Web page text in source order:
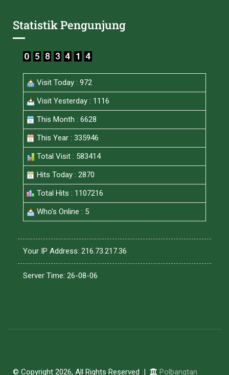
Statistik Pengunjung
Visit Today : 972
Visit Yesterday : 1116
This Month : 6628
This Year : 335946
Total Visit : 583414
Hits Today : 2870
Total Hits : 1107216
Who's Online : 5
Your IP Address: 216.73.217.36
Server Time: 26-08-06
© Copyright 2026, All Rights Reserved | Polbangtan